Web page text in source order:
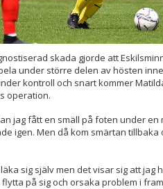
skada gjorde att
under större delen av hösten
kontroll och snart kommer
operation.
jag fått en smäll på foten under en
igen. Men då kom smärtan
sig själv men det visar sig att
på sig och orsaka problem i